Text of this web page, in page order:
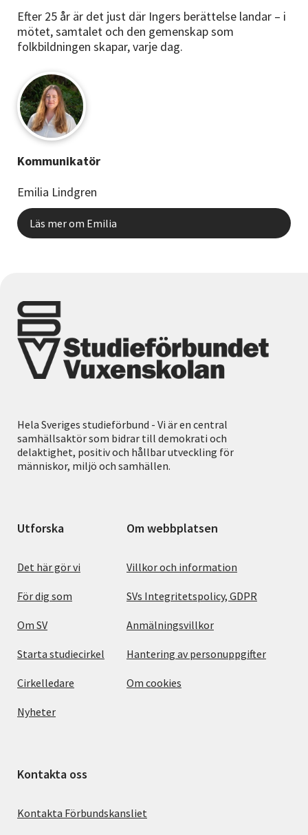
Efter 25 år är det just där Ingers berättelse landar – i
mötet, samtalet och den gemenskap som
folkbildningen skapar, varje dag.
Kommunikatör
Emilia Lindgren
Läs mer om Emilia
Hela Sveriges studieförbund - Vi är en central
samhällsaktör som bidrar till demokrati och
delaktighet, positiv och hållbar utveckling för
människor, miljö och samhällen.
Utforska
Det här gör vi
För dig som
Om SV
Starta studiecirkel
Cirkelledare
Nyheter
Om webbplatsen
Villkor och information
SVs Integritetspolicy, GDPR
Anmälningsvillkor
Hantering av personuppgifter
Om cookies
Kontakta oss
Kontakta Förbundskansliet